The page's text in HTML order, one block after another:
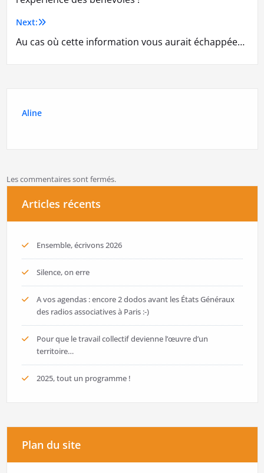
l’article
Next:
Au cas où cette information vous aurait échappée…
Aline
Les commentaires sont fermés.
Articles récents
Ensemble, écrivons 2026
Silence, on erre
A vos agendas : encore 2 dodos avant les États Généraux
des radios associatives à Paris :-)
Pour que le travail collectif devienne l’œuvre d’un
territoire…
2025, tout un programme !
Plan du site